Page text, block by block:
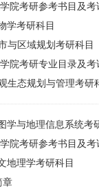
院考研参考书目及考
学考研科目
与区域规划考研科目
院考研专业目录及考
生态规划与管理考研
学与地理信息系统考
院考研参考书目及考
地理学考研科目
章